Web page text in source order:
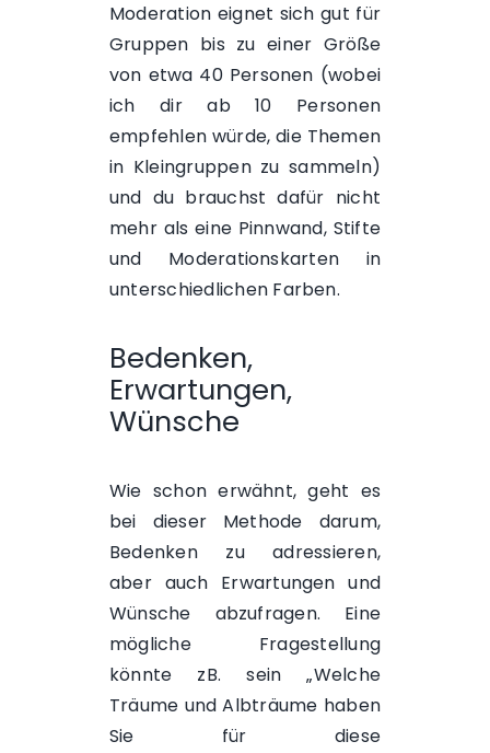
Moderation eignet sich gut für
Gruppen bis zu einer Größe
von etwa 40 Personen (wobei
ich dir ab 10 Personen
empfehlen würde, die Themen
in Kleingruppen zu sammeln)
und du brauchst dafür nicht
mehr als eine Pinnwand, Stifte
und Moderationskarten in
unterschiedlichen Farben.
Bedenken,
Erwartungen,
Wünsche
Wie schon erwähnt, geht es
bei dieser Methode darum,
Bedenken zu adressieren,
aber auch Erwartungen und
Wünsche abzufragen. Eine
mögliche Fragestellung
könnte zB. sein „Welche
Träume und Albträume haben
Sie für diese